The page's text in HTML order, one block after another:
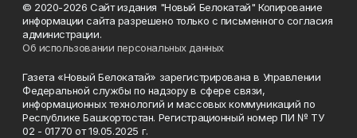
© 2020-2026 Сайт издания "Новый Белокатай" Копирование
информации сайта разрешено только с письменного согласия
администрации.
Об использовании персональных данных
Газета «Новый Белокатай» зарегистрирована в Управлении
Федеральной службы по надзору в сфере связи,
информационных технологий и массовых коммуникаций по
Республике Башкортостан. Регистрационный номер ПИ № ТУ
02 - 01770 от 19.05.2025 г.